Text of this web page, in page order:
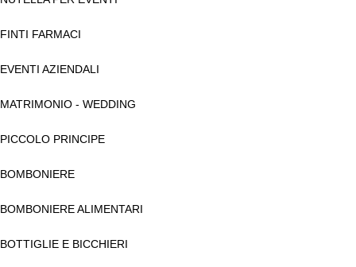
FINTI FARMACI
EVENTI AZIENDALI
MATRIMONIO - WEDDING
PICCOLO PRINCIPE
BOMBONIERE
BOMBONIERE ALIMENTARI
BOTTIGLIE E BICCHIERI